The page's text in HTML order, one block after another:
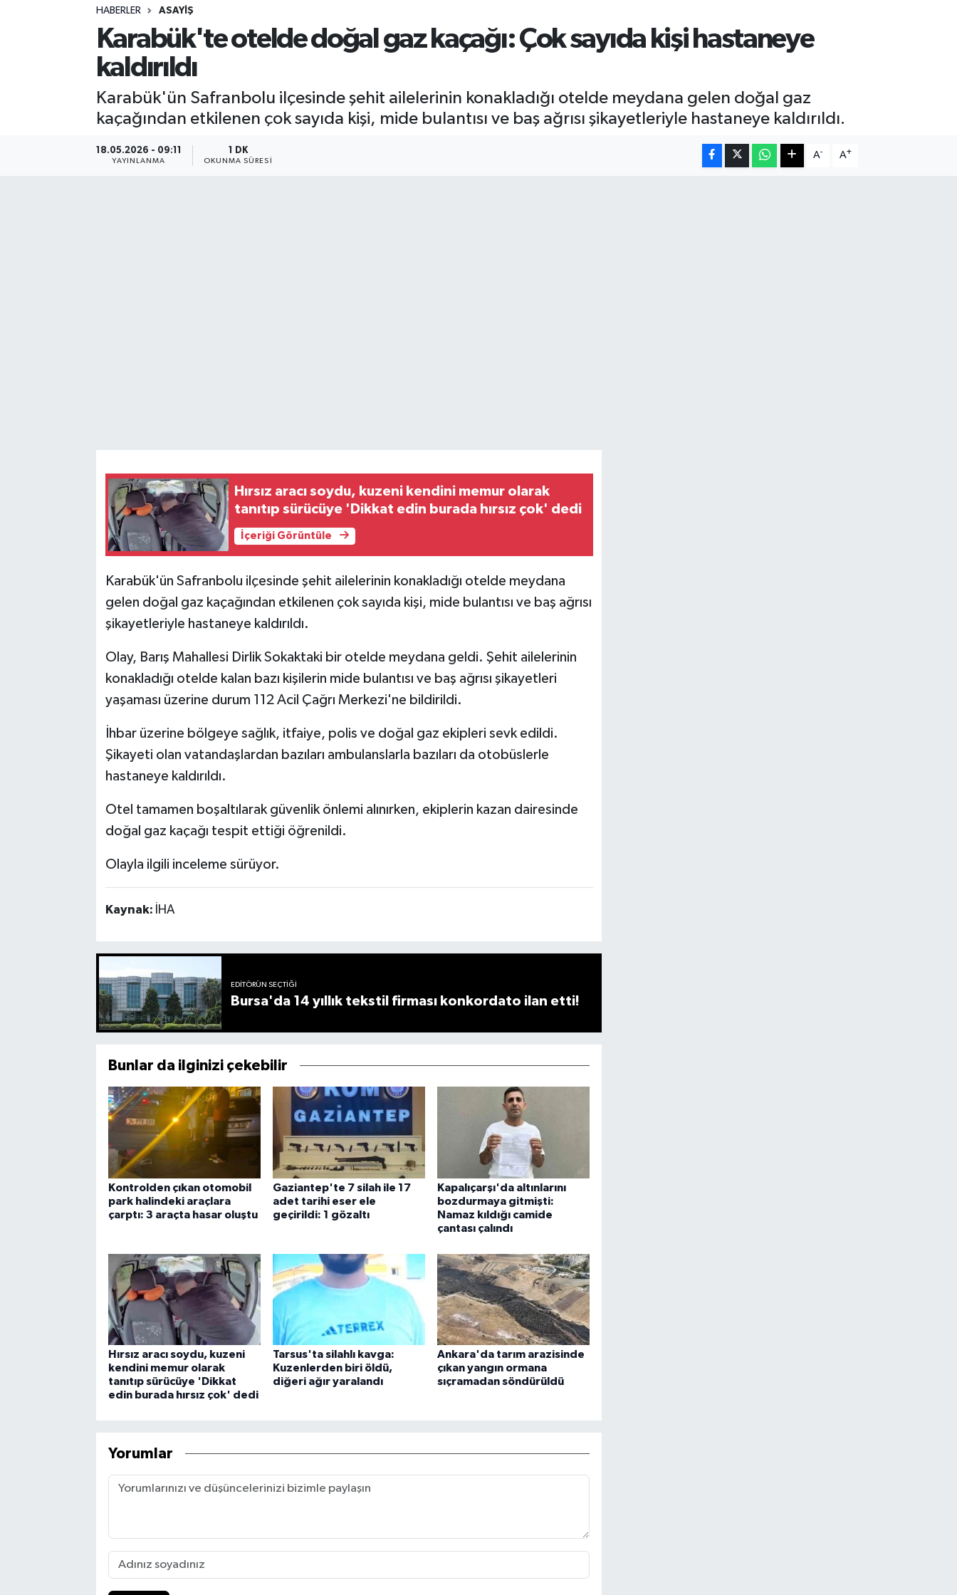
HABERLER ASAYIŞ
Karabük'te otelde doğal gaz kaçağı: Çok sayıda kişi hastaneye
kaldırıldı
Karabük'ün Safranbolu ilçesinde şehit ailelerinin konakladığı otelde meydana gelen doğal gaz
kaçağından etkilenen çok sayıda kişi, mide bulantısı ve baş ağrısı şikayetleriyle hastaneye kaldırıldı.
18.05.2026 - 09:11
YAYINLANMA
1 DK
OKUNMA SÜRESI
A- A+
Hırsız aracı soydu, kuzeni kendini memur olarak
tanıtıp sürücüye 'Dikkat edin burada hırsız çok' dedi
İçeriği Görüntüle
Karabük'ün Safranbolu ilçesinde şehit ailelerinin konakladığı otelde meydana
gelen doğal gaz kaçağından etkilenen çok sayıda kişi, mide bulantısı ve baş ağrısı
şikayetleriyle hastaneye kaldırıldı.
Olay, Barış Mahallesi Dirlik Sokaktaki bir otelde meydana geldi. Şehit ailelerinin
konakladığı otelde kalan bazı kişilerin mide bulantısı ve baş ağrısı şikayetleri
yaşaması üzerine durum 112 Acil Çağrı Merkezi'ne bildirildi.
İhbar üzerine bölgeye sağlık, itfaiye, polis ve doğal gaz ekipleri sevk edildi.
Şikayeti olan vatandaşlardan bazıları ambulanslarla bazıları da otobüslerle
hastaneye kaldırıldı.
Otel tamamen boşaltılarak güvenlik önlemi alınırken, ekiplerin kazan dairesinde
doğal gaz kaçağı tespit ettiği öğrenildi.
Olayla ilgili inceleme sürüyor.
Kaynak: İHA
EDITÖRÜN SEÇTIĞI
Bursa'da 14 yıllık tekstil firması konkordato ilan etti!
Bunlar da ilginizi çekebilir
Kontrolden çıkan otomobil
park halindeki araçlara
çarptı: 3 araçta hasar oluştu
Gaziantep'te 7 silah ile 17
adet tarihi eser ele
geçirildi: 1 gözaltı
Kapalıçarşı'da altınlarını
bozdurmaya gitmişti:
Namaz kıldığı camide
çantası çalındı
Hırsız aracı soydu, kuzeni
kendini memur olarak
tanıtıp sürücüye 'Dikkat
edin burada hırsız çok' dedi
Tarsus'ta silahlı kavga:
Kuzenlerden biri öldü,
diğeri ağır yaralandı
Ankara'da tarım arazisinde
çıkan yangın ormana
sıçramadan söndürüldü
Yorumlar